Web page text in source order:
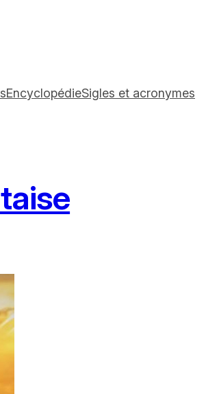
EncyclopédieSigles et acronymes